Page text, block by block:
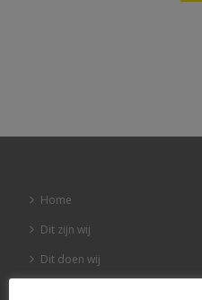
Home
Dit zijn wij
Dit doen wij